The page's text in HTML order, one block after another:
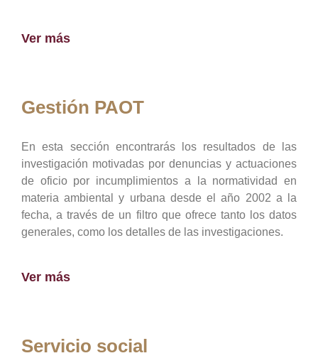
Ver más
Gestión PAOT
En esta sección encontrarás los resultados de las
investigación motivadas por denuncias y actuaciones
de oficio por incumplimientos a la normatividad en
materia ambiental y urbana desde el año 2002 a la
fecha, a través de un filtro que ofrece tanto los datos
generales, como los detalles de las investigaciones.
Ver más
Servicio social